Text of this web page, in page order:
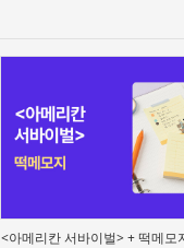
<아메리칸 서바이벌> + 떡메모